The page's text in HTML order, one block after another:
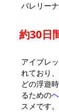
バレリー
約30日
アイブレ
れており
どの浮遊
るための
スメです。